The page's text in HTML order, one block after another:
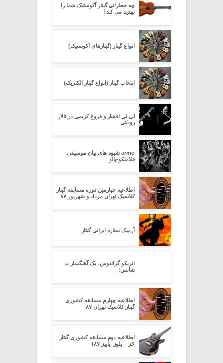
چه خطراتی گیتار آکوستیک شما را
تهدید می کند؟
انواع گیتار (گیتارهای آکوستیک)
انتخاب گیتار (انواع گیتار الکتریک)
لی لی افشار و فروغ کریمی در تالار
رودکی
armo شیوه های بیان موسیقی
فلامنکو-پالو
اطلاعیه چهارمین دوره مسابقه گیتار
کلاسیک تهران مرداد و شهریور ۸۷
آرمیک ستاره ایرانی گیتار
انریکو گراندوس، یک آهنگساز بد
شانس!
اطلاعیه چهارم مسابقه کشوری
گیتار کلاسیک تهران ۸۷
اطلاعیه دوم مسابقه کشوری گیتار
جَز – بلوز (پاییز ۸۷)